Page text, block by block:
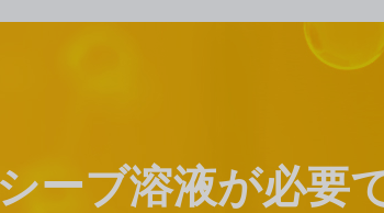
ーブ溶液が必要